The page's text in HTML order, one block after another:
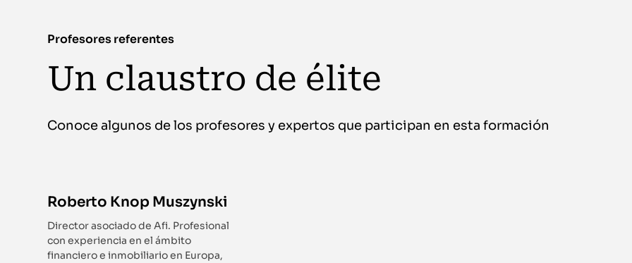
Profesores referentes
Un claustro de élite
Conoce algunos de los profesores y expertos que participan en esta formación
Roberto Knop Muszynski
Director asociado de Afi. Profesional
con experiencia en el ámbito
financiero e inmobiliario en Europa,